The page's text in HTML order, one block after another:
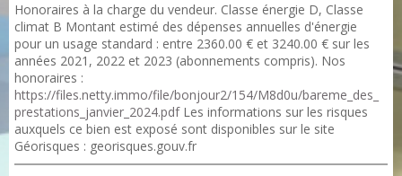
Honoraires à la charge du vendeur. Classe énergie D, Classe
climat B Montant estimé des dépenses annuelles d'énergie
pour un usage standard : entre 2360.00 € et 3240.00 € sur les
années 2021, 2022 et 2023 (abonnements compris). Nos
honoraires :
https://files.netty.immo/file/bonjour2/154/M8d0u/bareme_des_
prestations_janvier_2024.pdfLes informations sur les risques
auxquels ce bien est exposé sont disponibles sur le site
Géorisques : georisques.gouv.fr